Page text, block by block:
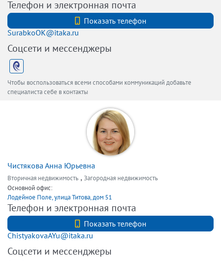
Телефон и электронная почта
Показать телефон
SurabkoOK@itaka.ru
Соцсети и мессенджеры
Чтобы воспользоваться всеми способами коммуникаций добавьте
специалиста себе в контакты
Чистякова Анна Юрьевна
Вторичная недвижимость , Загородная недвижимость
Основной офис:
Лодейное Поле, улица Титова, дом 51
Телефон и электронная почта
Показать телефон
ChistyakovaAYu@itaka.ru
Соцсети и мессенджеры